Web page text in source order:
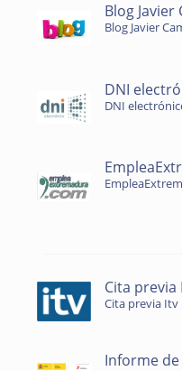
Blog
Blog Javier
DNI
DNI
Cita previa
Cita previa Itv
Informe